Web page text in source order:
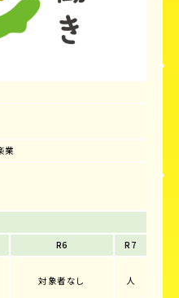
業
R6
R7
対象者なし 人